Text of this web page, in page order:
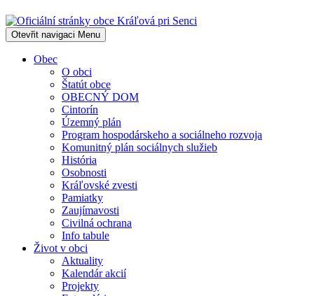
Otevřit navigaci Menu
Obec
O obci
Štatút obce
OBECNÝ DOM
Cintorín
Územný plán
Program hospodárskeho a sociálneho rozvoja
Komunitný plán sociálnych služieb
História
Osobnosti
Kráľovské zvesti
Pamiatky
Zaujímavosti
Civilná ochrana
Info tabule
Život v obci
Aktuality
Kalendár akcií
Projekty